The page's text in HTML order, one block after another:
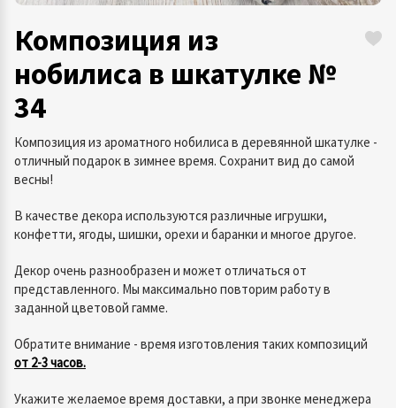
Композиция из
нобилиса в шкатулке №
34
Композиция из ароматного нобилиса в деревянной шкатулке -
отличный подарок в зимнее время. Сохранит вид до самой
весны!
В качестве декора используются различные игрушки,
конфетти, ягоды, шишки, орехи и баранки и многое другое.
Декор очень разнообразен и может отличаться от
представленного. Мы максимально повторим работу в
заданной цветовой гамме.
Обратите внимание - время изготовления таких композиций
от 2-3 часов.
Укажите желаемое время доставки, а при звонке менеджера